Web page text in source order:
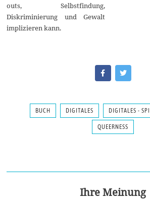
outs, Selbstfindung,
Diskriminierung und Gewalt
implizieren kann.
BUCH DIGITALES DIGITALES -
QUEERNESS
Ihre Meinung